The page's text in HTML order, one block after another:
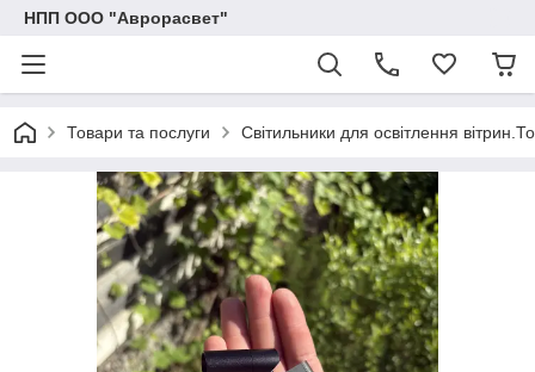
НПП ООО "Аврорасвет"
Товари та послуги Світильники для освітлення